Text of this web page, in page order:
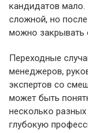
кандидатов мало.
сложной, но
можно
Переходные
менеджеров,
экспертов со
может быть
несколько
глубокую